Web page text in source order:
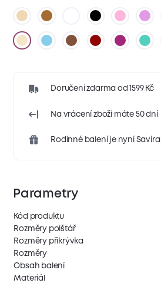
Doručení zdarma od 1599 Kč
Na vrácení zboží máte 50 dní
Rodinné balení je nyní Savira
Parametry
Kód produktu
Rozměry polštář
Rozměry přikrývka
Rozměry
Obsah balení
Materiál